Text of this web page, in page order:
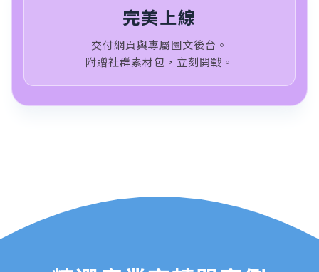
完美上線
交付網頁與專屬圖文後台。
附贈社群素材包，立刻開戰。